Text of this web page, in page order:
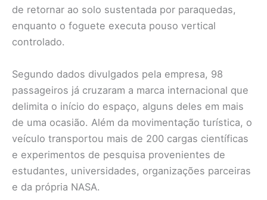
de retornar ao solo sustentada por paraquedas,
enquanto o foguete executa pouso vertical
controlado.
Segundo dados divulgados pela empresa, 98
passageiros já cruzaram a marca internacional que
delimita o início do espaço, alguns deles em mais
de uma ocasião. Além da movimentação turística, o
veículo transportou mais de 200 cargas científicas
e experimentos de pesquisa provenientes de
estudantes, universidades, organizações parceiras
e da própria NASA.